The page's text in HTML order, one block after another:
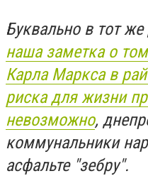
Буквально в тот
наша заметка о
Карла Маркса в
риска для жизни
невозможно,
коммунальники
асфальте "зебру".